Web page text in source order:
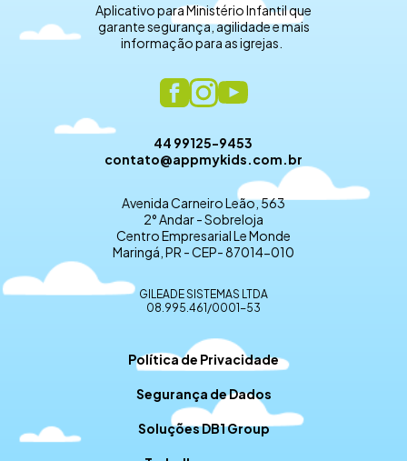
Aplicativo para Ministério Infantil que
garante segurança, agilidade e mais
informação para as igrejas.
44 99125-9453
contato@appmykids.com.br
Avenida Carneiro Leão, 563
2° Andar - Sobreloja
Centro Empresarial Le Monde
Maringá, PR - CEP- 87014-010
GILEADE SISTEMAS LTDA
08.995.461/0001-53
Política de Privacidade
Segurança de Dados
Soluções DB1 Group